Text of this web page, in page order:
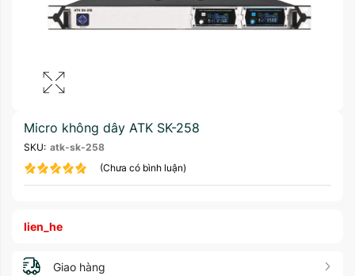
Micro không dây ATK SK-258
SKU: atk-sk-258
(Chưa có bình luận)
lien_he
Giao hàng